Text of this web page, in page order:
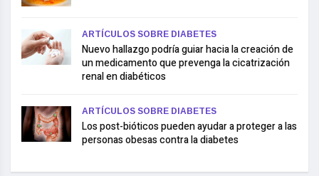
ARTÍCULOS SOBRE DIABETES
Nuevo hallazgo podría guiar hacia la creación de
un medicamento que prevenga la cicatrización
renal en diabéticos
ARTÍCULOS SOBRE DIABETES
Los post-bióticos pueden ayudar a proteger a las
personas obesas contra la diabetes